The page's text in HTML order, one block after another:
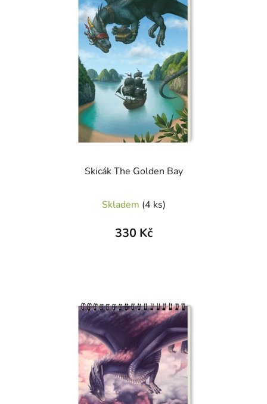
Skicák The Golden Bay
Skladem (4 ks)
330 Kč